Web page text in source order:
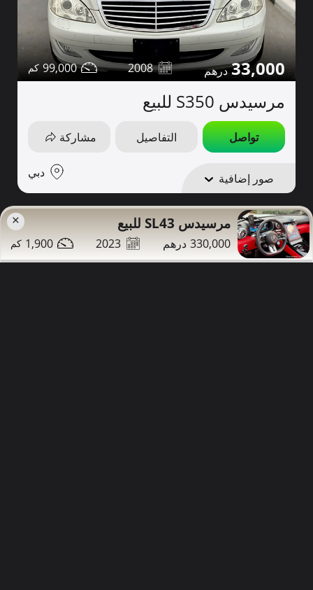
33,000
2008
99,000
مرسيدس S350 للبيع
تواصل التفاصيل مشاركة
صور إضافية دبي
طويل × مرسيدس SL43 للبيع
330,000
2023
1,900